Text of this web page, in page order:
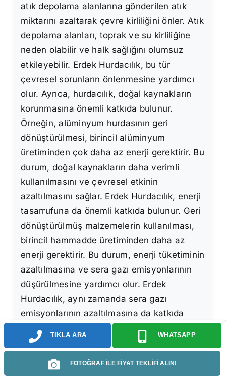
atık depolama alanlarına gönderilen atık
miktarını azaltarak çevre kirliliğini önler. Atık
depolama alanları, toprak ve su kirliliğine
neden olabilir ve halk sağlığını olumsuz
etkileyebilir. Erdek Hurdacılık, bu tür
çevresel sorunların önlenmesine yardımcı
olur. Ayrıca, hurdacılık, doğal kaynakların
korunmasına önemli katkıda bulunur.
Örneğin, alüminyum hurdasının geri
dönüştürülmesi, birincil alüminyum
üretiminden çok daha az enerji gerektirir. Bu
durum, doğal kaynakların daha verimli
kullanılmasını ve çevresel etkinin
azaltılmasını sağlar. Erdek Hurdacılık, enerji
tasarrufuna da önemli katkıda bulunur. Geri
dönüştürülmüş malzemelerin kullanılması,
birincil hammadde üretiminden daha az
enerji gerektirir. Bu durum, enerji tüketiminin
azaltılmasına ve sera gazı emisyonlarının
düşürülmesine yardımcı olur. Erdek
Hurdacılık, aynı zamanda sera gazı
emisyonlarının azaltılmasına da katkıda
bulunur. Geri dönüştürülmüş malzemelerin
kullanılması, birincil hammadde üretiminden
kaynaklanan sera gazı emisyonlarını azaltır.
Bu durum, iklim değişikliğiyle mücadeleye
TIKLA ARA WHATSAPP
FOTOĞRAF İLE FİYAT TEKLİFİ ALIN!